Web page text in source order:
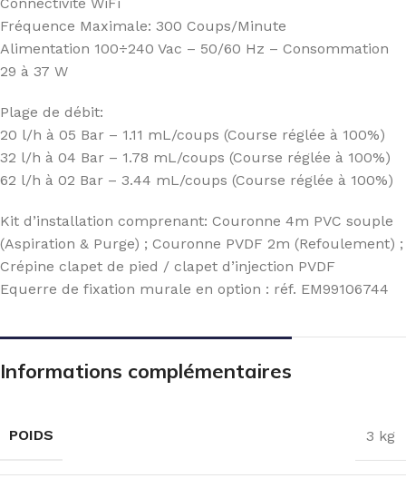
Fréquence Maximale: 300 Coups/Minute
Alimentation 100÷240 Vac – 50/60 Hz – Consommation
29 à 37 W
Plage de débit:
20 l/h à 05 Bar – 1.11 mL/coups (Course réglée à 100%)
32 l/h à 04 Bar – 1.78 mL/coups (Course réglée à 100%)
62 l/h à 02 Bar – 3.44 mL/coups (Course réglée à 100%)
Kit d’installation comprenant: Couronne 4m PVC souple
(Aspiration & Purge) ; Couronne PVDF 2m (Refoulement) ;
Crépine clapet de pied / clapet d’injection PVDF
Equerre de fixation murale en option : réf. EM99106744
Informations complémentaires
POIDS 3 kg